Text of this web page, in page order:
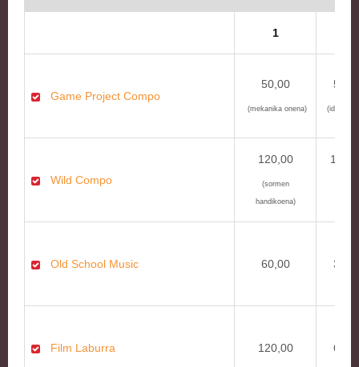
1
Game Project Compo
50,00
(mekanika onena) (ideia
Wild Compo
120,00
(sormen
handikoena)
Old School Music 60,00
Film Laburra 120,00